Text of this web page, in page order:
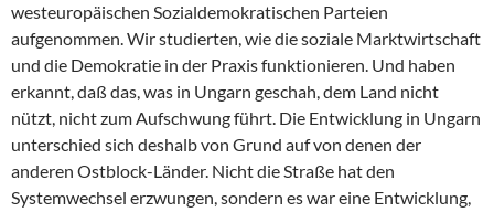
westeuropäischen Sozialdemokratischen Parteien
aufgenommen. Wir studierten, wie die soziale Marktwirtschaft
und die Demokratie in der Praxis funktionieren. Und haben
erkannt, daß das, was in Ungarn geschah, dem Land nicht
nützt, nicht zum Aufschwung führt. Die Entwicklung in Ungarn
unterschied sich deshalb von Grund auf von denen der
anderen Ostblock-Länder. Nicht die Straße hat den
Systemwechsel erzwungen, sondern es war eine Entwicklung,